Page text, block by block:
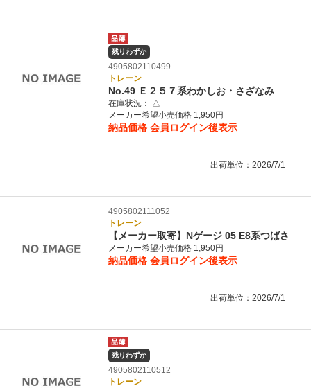
残りわずか
4905802110499
トレーン
No.49 Ｅ２５７系わかしお・さざなみ
在庫状況：
△
メーカー希望小売価格 1,950円
納品価格 会員ログイン後表示
出荷単位：2026/7/1
4905802111052
トレーン
【メーカー取寄】Nゲージ 05 E8系つばさ
メーカー希望小売価格 1,950円
納品価格 会員ログイン後表示
出荷単位：2026/7/1
残りわずか
4905802110512
トレーン